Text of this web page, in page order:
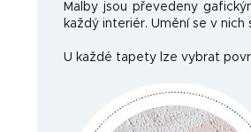
Malby jsou převedeny
každý interiér. Umění se v nich
U každé tapety lze vybrat